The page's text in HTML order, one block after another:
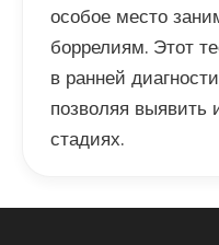
особое место
боррелиям. Этот
в ранней
позволяя
стадиях.